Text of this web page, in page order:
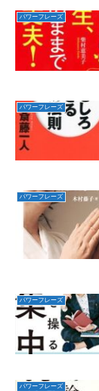
パワーフレーズ
パワーフレーズ
パワーフレーズ
パワーフレーズ
パワーフレーズ